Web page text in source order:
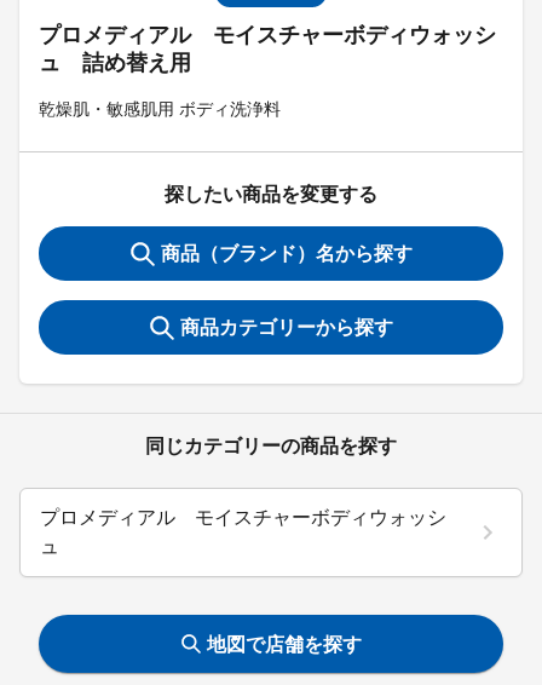
プロメディアル モイスチャーボディウォッシ
ュ 詰め替え用
乾燥肌・敏感肌用 ボディ洗浄料
探したい商品を変更する
商品（ブランド）名から探す
商品カテゴリーから探す
同じカテゴリーの商品を探す
プロメディアル モイスチャーボディウォッシ
ュ
地図で店舗を探す